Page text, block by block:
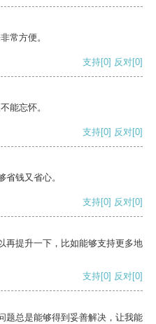
常方便。
支持[0] 反对[0]
能忘怀。
支持[0] 反对[0]
钱又省心。
支持[0] 反对[0]
再提升一下，比如能够支持更多地
支持[0] 反对[0]
题总是能够得到妥善解决，让我能